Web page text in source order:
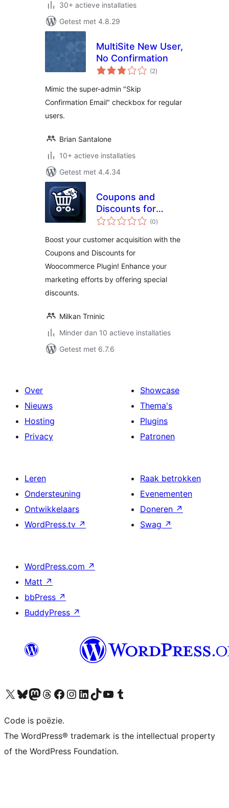
30+ actieve installaties
Getest met 4.8.29
MultiSite New User,
No Confirmation
(2totaal
waarderingen
)
Mimic the super-admin "Skip
Confirmation Email" checkbox for regular
users.
Brian Santalone
10+ actieve installaties
Getest met 4.4.34
Coupons and
Discounts for
Woocommerce
(0totaal
waarderingen
)
Boost your customer acquisition with the
Coupons and Discounts for
Woocommerce Plugin! Enhance your
marketing efforts by offering special
discounts.
Milkan Trninic
Minder dan 10 actieve installaties
Getest met 6.7.6
Over
Nieuws
Hosting
Privacy
Showcase
Thema's
Plugins
Patronen
Leren
Ondersteuning
Ontwikkelaars
WordPress.tv ↗
Raak betrokken
Evenementen
Doneren ↗
Swag ↗
WordPress.com ↗
Matt ↗
bbPress ↗
BuddyPress ↗
Bezoek ons X (voorheen Twitter) account
Bezoek ons Bluesky account
Bezoek ons Mastodon account
Bezoek ons Threads account
Onze Facebook pagina bezoeken
Bezoek ons Instagram account
Bezoek ons LinkedIn account
Bezoek ons TikTok account
Bezoek ons YouTube kanaalBezoek ons Tumblr account
Code is poëzie.
The WordPress® trademark is the intellectual property
of the WordPress Foundation.